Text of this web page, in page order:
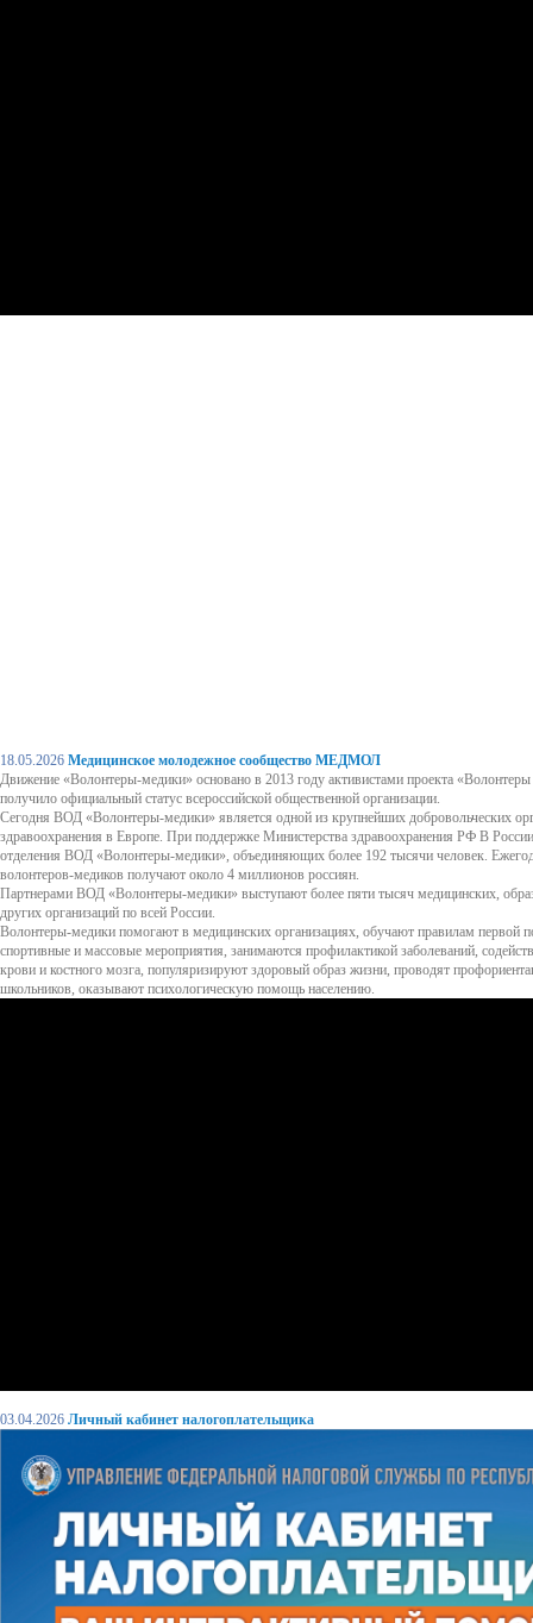
18.05.2026 Медицинское молодежное сообщество МЕДМОЛ
Движение «Волонтеры-медики» основано в 2013 году активистами проекта
получило официальный статус всероссийской общественной организации.
Сегодня ВОД «Волонтеры-медики» является одной из крупнейших добровольческих
здравоохранения в Европе. При поддержке Министерства здравоохранения РФ В
отделения ВОД «Волонтеры-медики», объединяющих более 192 тысячи человек.
волонтеров-медиков получают около 4 миллионов россиян.
Партнерами ВОД «Волонтеры-медики» выступают более пяти тысяч медицинских,
других организаций по всей России.
Волонтеры-медики помогают в медицинских организациях, обучают правилам первой
спортивные и массовые мероприятия, занимаются профилактикой заболеваний,
крови и костного мозга, популяризируют здоровый образ жизни, проводят
школьников, оказывают психологическую помощь населению.
03.04.2026 Личный кабинет налогоплательщика